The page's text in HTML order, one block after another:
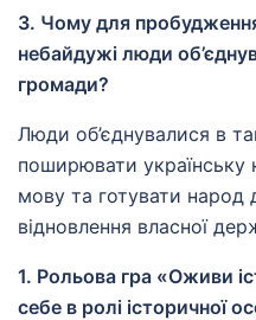
3. Чому для
небайдужі люди
громади?
Люди об’єднувалися в
поширювати українську
мову та готувати народ
відновлення власної
1. Рольова гра «Оживи
себе в ролі історичної